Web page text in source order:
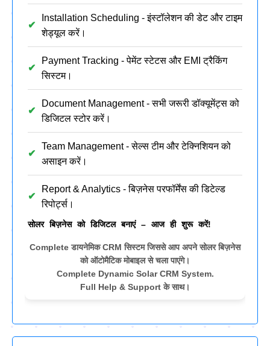
Installation Scheduling - इंस्टॉलेशन की डेट और टाइम
शेड्यूल करें।
Payment Tracking - पेमेंट स्टेटस और EMI ट्रैकिंग
सिस्टम।
Document Management - सभी जरूरी डॉक्यूमेंट्स को
डिजिटल स्टोर करें।
Team Management - सेल्स टीम और टेक्निशियन को
असाइन करें।
Report & Analytics - बिज़नेस परफॉर्मेंस की डिटेल्ड
रिपोर्ट्स।
सोलर बिज़नेस को डिजिटल बनाएं – आज ही शुरू करें!
Complete डायनेमिक CRM सिस्टम जिससे आप अपने सोलर बिज़नेस
को ऑटोमैटिक मोबाइल से चला पाएंगे।
Complete Dynamic Solar CRM System.
Full Help & Support के साथ।